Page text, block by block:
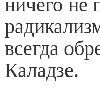
всегда
Каладзе.